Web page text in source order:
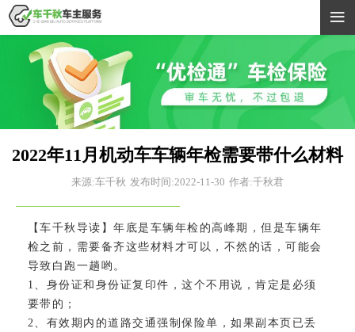

2022年11月机动车车辆年检需要带什么材料
来源:车千秋 发布时间:2022-11-30 作者:千秋君
【车千秋导读】年底是车辆年检的高峰期，但是车辆年
检之前，需要备齐这些材料才可以，不然的话，可能会
导致白跑一趟哟。
1、身份证和身份证复印件，这个不用说，肯定是必须
要带的；
2、有效期内的道路交通强制保险单，如果副本页已丢